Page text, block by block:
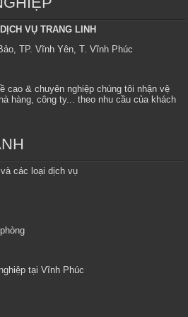
VỤ TRANG LINH
TP. Vĩnh Yên, T. Vĩnh Phúc
cao & chuyên nghiệp chúng tôi nhận vệ
hàng, công ty... theo nhu cầu của khách
và các loại dịch vụ
tại Vĩnh Phúc